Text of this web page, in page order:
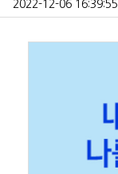
2022-12-06 16:39:55